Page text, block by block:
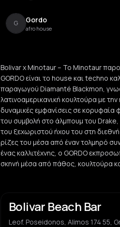
G Gordo
afro house
Bolivar x Minotaur – Το Minotaur
GORDO είναι το house και techno
παραγωγού Diamanté Blackmon,
λατινοαμερικανική κουλτούρα με
δυναμικές εμφανίσεις σε
του συμβολή στο άλμπουμ του
του ξεχωριστού ήχου του στη
ρίζες του μέσα από έναν τολμηρό
ένας καλλιτέχνης, ο GORDO
σκηνή μέσα από πάθος, κουλτούρα
Bolivar Beach Bar
Leof. Poseidonos, Alimos 174 55,